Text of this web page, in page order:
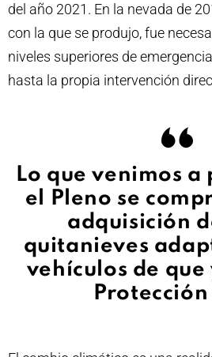
del año 2021. En la nevada de
con la que se produjo, fue
niveles superiores de
hasta la propia intervención
Lo que venimos a
el Pleno se
adquisición
quitanieves
vehículos de que
Protección